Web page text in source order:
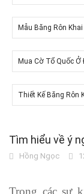
Mẫu Băng Rôn
Mua Cờ Tổ Quốc Ở
Thiết Kế Băng Rôn
Tìm hiểu về ý
Hồng Ngọc
Trong các sự